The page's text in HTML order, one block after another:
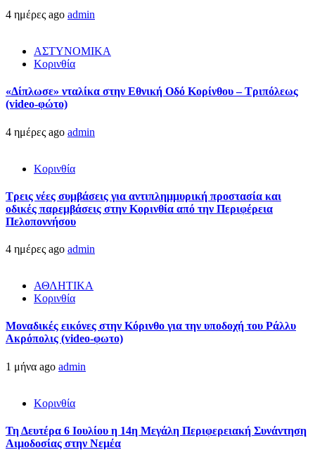
4 ημέρες ago admin
ΑΣΤΥΝΟΜΙΚΑ
Κορινθία
«Δίπλωσε» νταλίκα στην Εθνική Oδό Κορίνθου – Τριπόλεως
(video-φώτο)
4 ημέρες ago admin
Κορινθία
Τρεις νέες συμβάσεις για αντιπλημμυρική προστασία και
οδικές παρεμβάσεις στην Κορινθία από την Περιφέρεια
Πελοποννήσου
4 ημέρες ago admin
ΑΘΛΗΤΙΚΑ
Κορινθία
Μοναδικές εικόνες στην Κόρινθο για την υποδοχή του Ράλλυ
Ακρόπολις (video-φωτο)
1 μήνα ago admin
Κορινθία
Τη Δευτέρα 6 Ιουλίου η 14η Μεγάλη Περιφερειακή Συνάντηση
Αιμοδοσίας στην Νεμέα